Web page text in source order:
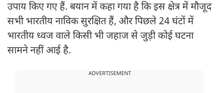
उपाय किए गए हैं. बयान में कहा गया है कि इस क्षेत्र में मौजूद
सभी भारतीय नाविक सुरक्षित हैं, और पिछले 24 घंटों में
भारतीय ध्वज वाले किसी भी जहाज से जुड़ी कोई घटना
सामने नहीं आई है.
ADVERTISEMENT